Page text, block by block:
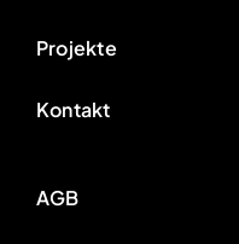
Projekte
Kontakt
AGB